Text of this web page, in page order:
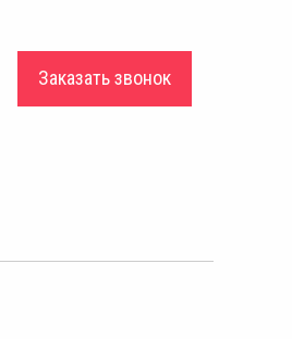
Заказать звонок